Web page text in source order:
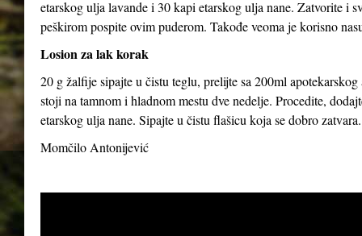
etarskog ulja lavande i 30 kapi etarskog ulja nane. Zatvorite i
peškirom pospite ovim puderom. Takođe veoma je korisno
Losion za lak korak
20 g žalfije sipajte u čistu teglu, prelijte sa 200ml
stoji na tamnom i hladnom mestu dve nedelje. Procedite,
etarskog ulja nane. Sipajte u čistu flašicu koja se dobro
Momčilo Antonijević